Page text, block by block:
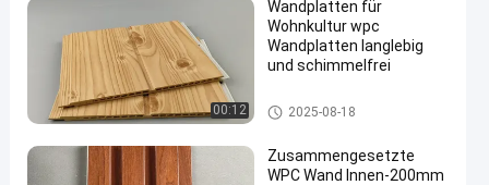
zusammengesetzte
Plastikwand
Innenwand-
Umhüllung
#
WPC-
Wand-
00:12
Wandplatten für
Wohnkultur wpc
Wandplatten langlebig
und schimmelfrei
WPC-Wand
2025-08-18
Zusammengesetzte
WPC Wand Innen-200mm